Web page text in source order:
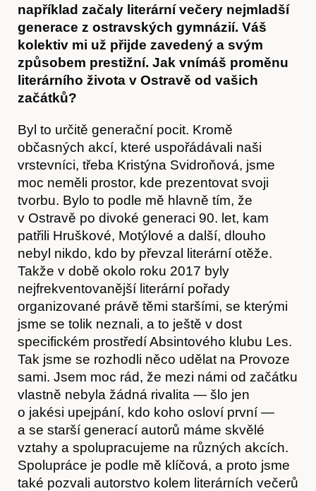
například začaly literární večery nejmladší
generace z ostravských gymnázií. Váš
kolektiv mi už přijde zavedený a svým
způsobem prestižní. Jak vnímáš proměnu
literárního života v Ostravě od vašich
začátků?
Byl to určitě generační pocit. Kromě
občasných akcí, které uspořádávali naši
vrstevníci, třeba Kristýna Svidroňová, jsme
moc neměli prostor, kde prezentovat svoji
tvorbu. Bylo to podle mě hlavně tím, že
v Ostravě po divoké generaci 90. let, kam
patřili Hruškové, Motýlové a další, dlouho
nebyl nikdo, kdo by převzal literární otěže.
Takže v době okolo roku 2017 byly
nejfrekventovanější literární pořady
organizované právě těmi staršími, se kterými
jsme se tolik neznali, a to ještě v dost
specifickém prostředí Absintového klubu Les.
Tak jsme se rozhodli něco udělat na Provoze
sami. Jsem moc rád, že mezi námi od začátku
vlastně nebyla žádná rivalita — šlo jen
o jakési upejpání, kdo koho osloví první —
a se starší generací autorů máme skvělé
vztahy a spolupracujeme na různých akcích.
Spolupráce je podle mě klíčová, a proto jsme
také pozvali autorstvo kolem literárních večerů